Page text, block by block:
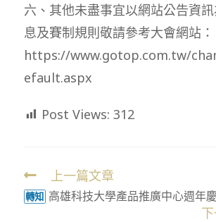
六、其他未盡事宜以網站公告資
息及賽制規則敬請參考大會網站：
https://www.gotop.com.tw/
efault.aspx
Post Views: 312
Read
more
上一篇文章
轉知 高雄科技大學產品推廣中心週年